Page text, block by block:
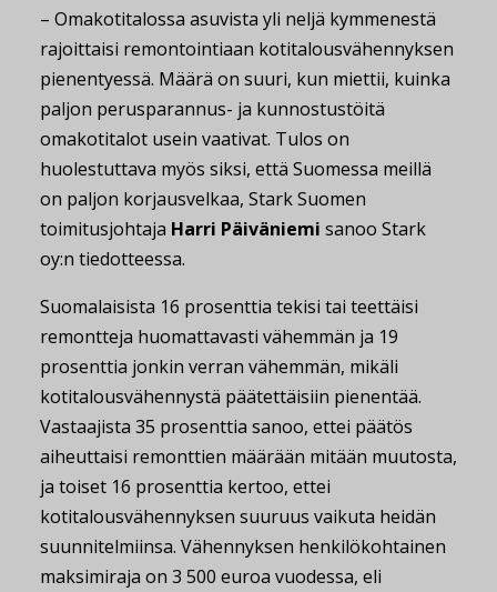
– Omakotitalossa asuvista yli neljä kymmenestä
rajoittaisi remontointiaan kotitalousvähennyksen
pienentyessä. Määrä on suuri, kun miettii, kuinka
paljon perusparannus- ja kunnostustöitä
omakotitalot usein vaativat. Tulos on
huolestuttava myös siksi, että Suomessa meillä
on paljon korjausvelkaa, Stark Suomen
toimitusjohtaja Harri Päiväniemi sanoo Stark
oy:n tiedotteessa.
Suomalaisista 16 prosenttia tekisi tai teettäisi
remontteja huomattavasti vähemmän ja 19
prosenttia jonkin verran vähemmän, mikäli
kotitalousvähennystä päätettäisiin pienentää.
Vastaajista 35 prosenttia sanoo, ettei päätös
aiheuttaisi remonttien määrään mitään muutosta,
ja toiset 16 prosenttia kertoo, ettei
kotitalousvähennyksen suuruus vaikuta heidän
suunnitelmiinsa. Vähennyksen henkilökohtainen
maksimiraja on 3 500 euroa vuodessa, eli